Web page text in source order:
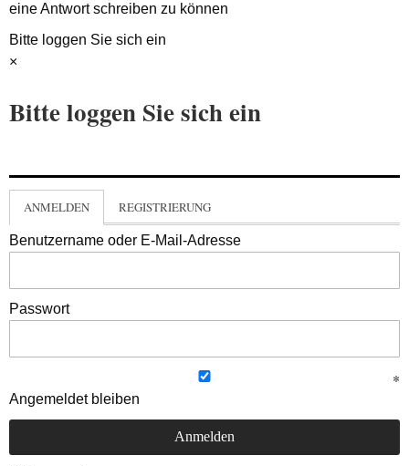
eine Antwort schreiben zu können
Bitte loggen Sie sich ein
×
Bitte loggen Sie sich ein
ANMELDEN REGISTRIERUNG
Benutzername oder E-Mail-Adresse
Passwort
Angemeldet bleiben